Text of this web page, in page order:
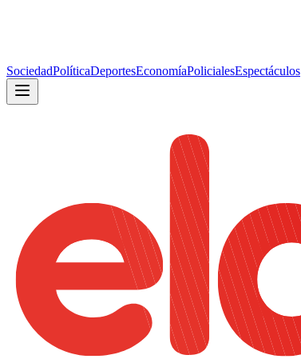
SociedadPolíticaDeportesEconomíaPolicialesEspectáculos